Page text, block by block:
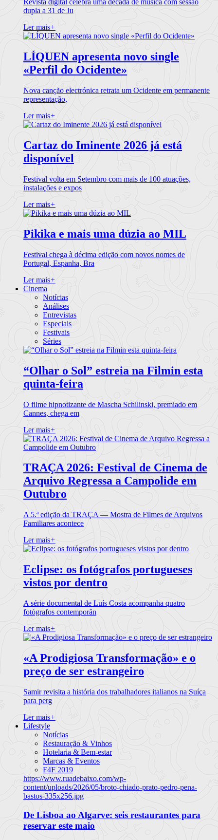
Revista digital celebra uma década de música com sessão
dupla a 31 de Ju
Ler mais+
LÍQUEN apresenta novo single
«Perfil do Ocidente»
Nova canção electrónica retrata um Ocidente em permanente
representação,
Ler mais+
Cartaz do Iminente 2026 já está
disponível
Festival volta em Setembro com mais de 100 atuações,
instalações e expos
Ler mais+
Pikika e mais uma dúzia ao MIL
Festival chega à décima edição com novos nomes de
Portugal, Espanha, Bra
Ler mais+
Cinema
Notícias
Análises
Entrevistas
Especiais
Festivais
Séries
“Olhar o Sol” estreia na Filmin esta
quinta-feira
O filme hipnotizante de Mascha Schilinski, premiado em
Cannes, chega em
Ler mais+
TRAÇA 2026: Festival de Cinema de
Arquivo Regressa a Campolide em
Outubro
A 5.ª edição da TRAÇA — Mostra de Filmes de Arquivos
Familiares acontece
Ler mais+
Eclipse: os fotógrafos portugueses
vistos por dentro
A série documental de Luís Costa acompanha quatro
fotógrafos contemporân
Ler mais+
«A Prodigiosa Transformação» e o
preço de ser estrangeiro
Samir revisita a história dos trabalhadores italianos na Suíça
para perg
Ler mais+
Lifestyle
Notícias
Restauração & Vinhos
Hotelaria & Bem-estar
Marcas & Eventos
F4F 2019
https://www.ruadebaixo.com/wp-
content/uploads/2026/05/broto-chiado-prato-pedro-pena-
bastos-335x256.jpg
De Lisboa ao Algarve: seis restaurantes para
reservar este maio